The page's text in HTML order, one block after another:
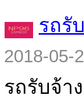
รถรั
2018-05-
รถรับจ้า